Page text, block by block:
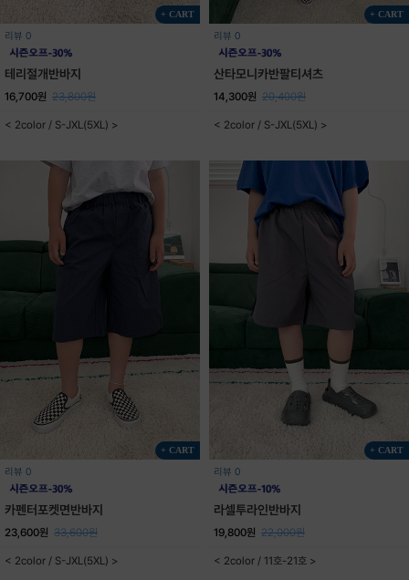
+ CART
리뷰 0
테리절개반바지
16,700원 23,800원
< 2color / S-JXL(5XL) >
+ CART
리뷰 0
산타모니카반팔티셔츠
14,300원 20,400원
< 2color / S-JXL(5XL) >
+ CART
리뷰 0
카펜터포켓면반바지
23,600원 33,600원
< 2color / S-JXL(5XL) >
+ CART
리뷰 0
라셀투라인반바지
19,800원 22,000원
< 2color / 11호-21호 >